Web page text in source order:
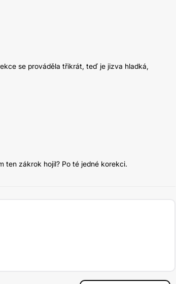
se prováděla třikrát, teď je jizva hladká,
ten zákrok hojil? Po té jedné korekci.